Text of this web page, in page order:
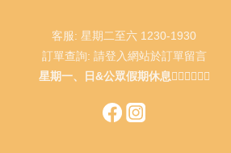
客服: 星期二至六 1230-1930
訂單查詢: 請登入網站於訂單留言
星期一、日&公眾假期休息🙇🏻‍♂️🙇🏻‍♀️